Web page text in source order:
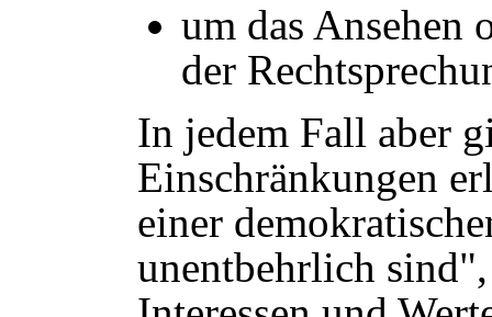
um das Ansehen
der
In jedem Fall aber
Einschränkungen
einer
unentbehrlich